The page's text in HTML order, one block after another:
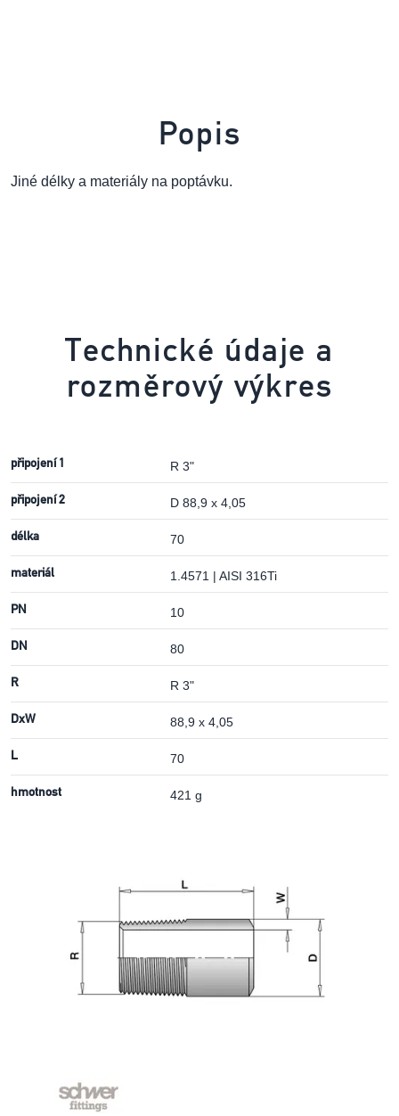
Popis
Jiné délky a materiály na poptávku.
Technické údaje a
rozměrový výkres
připojení 1 R 3"
připojení 2 D 88,9 x 4,05
délka 70
materiál 1.4571 | AISI 316Ti
PN 10
DN 80
R R 3"
DxW 88,9 x 4,05
L 70
hmotnost 421 g